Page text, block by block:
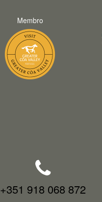
Membro
+351 918 068 872